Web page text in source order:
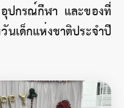
ปกรณ์กีฬา และของที่
เด็กแห่งชาติประจำปี